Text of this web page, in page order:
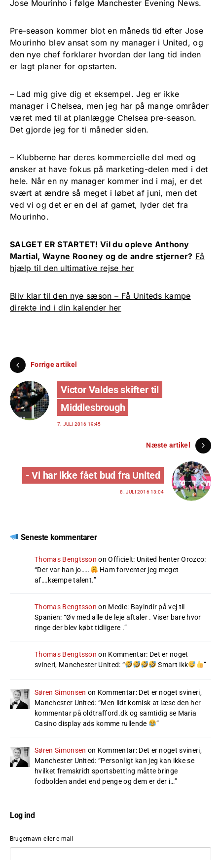
Jose Mourinho i følge Manchester Evening News.
Pre-season kommer blot en måneds tid efter Jose
Mourinho blev ansat som ny manager i United, og
den nye chef forklarer hvordan der lang tid inden
er lagt planer for opstarten.
– Lad mig give dig et eksempel. Jeg er ikke
manager i Chelsea, men jeg har på mange områder
været med til at planlægge Chelsea pre-season.
Det gjorde jeg for ti måneder siden.
– Klubberne har deres kommercielle del med og
ønsker at have fokus på marketing-delen med i det
hele. Når en ny manager kommer ind i maj, er det
svært at ændre så meget i løbet af juni, men det
ved vi og det er en del af gamet, lyder det fra
Mourinho.
SALGET ER STARTET! Vil du opleve Anthony
Martial, Wayne Rooney og de andre stjerner? Få
hjælp til den ultimative rejse her
Bliv klar til den nye sæson – Få Uniteds kampe
direkte ind i din kalender her
Forrige artikel
Victor Valdes skifter til
Middlesbrough
7. JULI 2016 19:45
Næste artikel
- Vi har ikke fået bud fra United
8. JULI 2016 13:04
Seneste kommentarer
Thomas Bengtsson onOfficielt: United henter Orozco:
“Der var han jo…..
Ham forventer jeg meget
af….kæmpe talent.”
Thomas Bengtsson on Medie: Bayindir på vej til
Spanien: “Øv med alle de leje aftaler . Viser bare hvor
ringe der blev købt tidligere .”
Thomas Bengtsson on Kommentar: Det er noget
svineri, Manchester United: “ Smart ikk ”
Søren Simonsen on Kommentar: Det er noget svineri,
Manchester United: “Men lidt komisk at læse den her
kommentar på oldtrafford.dk og samtidig se Maria
Casino display ads komme rullende
”
Søren Simonsen on Kommentar: Det er noget svineri,
Manchester United: “Personligt kan jeg kan ikke se
hvilket fremskridt sportsbetting måtte bringe
fodbolden andet end penge og dem er der i…”
Log ind
Brugernavn eller e-mail